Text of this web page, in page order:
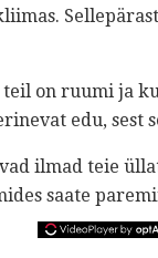
on ruumi ja
edu, sest
ilmad teie
saate